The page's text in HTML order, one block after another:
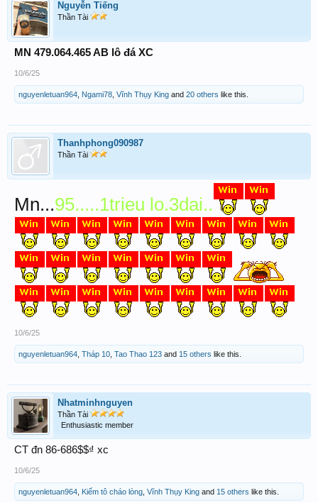
Nguyễn Tiếng
Thần Tài
MN 479.064.465 AB lô đá XC
10/6/25
nguyenletuan964 Ngami78 Vĩnh Thụy King and 20 others like this.
Thanhphong090987
Thần Tài
Mn...95.....1trieu lo.3dai..
10/6/25
nguyenletuan964 Tháp 10 Tao Thao 123 and 15 others like this.
Nhatminhnguyen
Thần Tài
Enthusiastic member
CT đn 86-686$$₫ xc
10/6/25
nguyenletuan964 Kiếm tô cháo lòng Vĩnh Thụy King and 15 others like this.